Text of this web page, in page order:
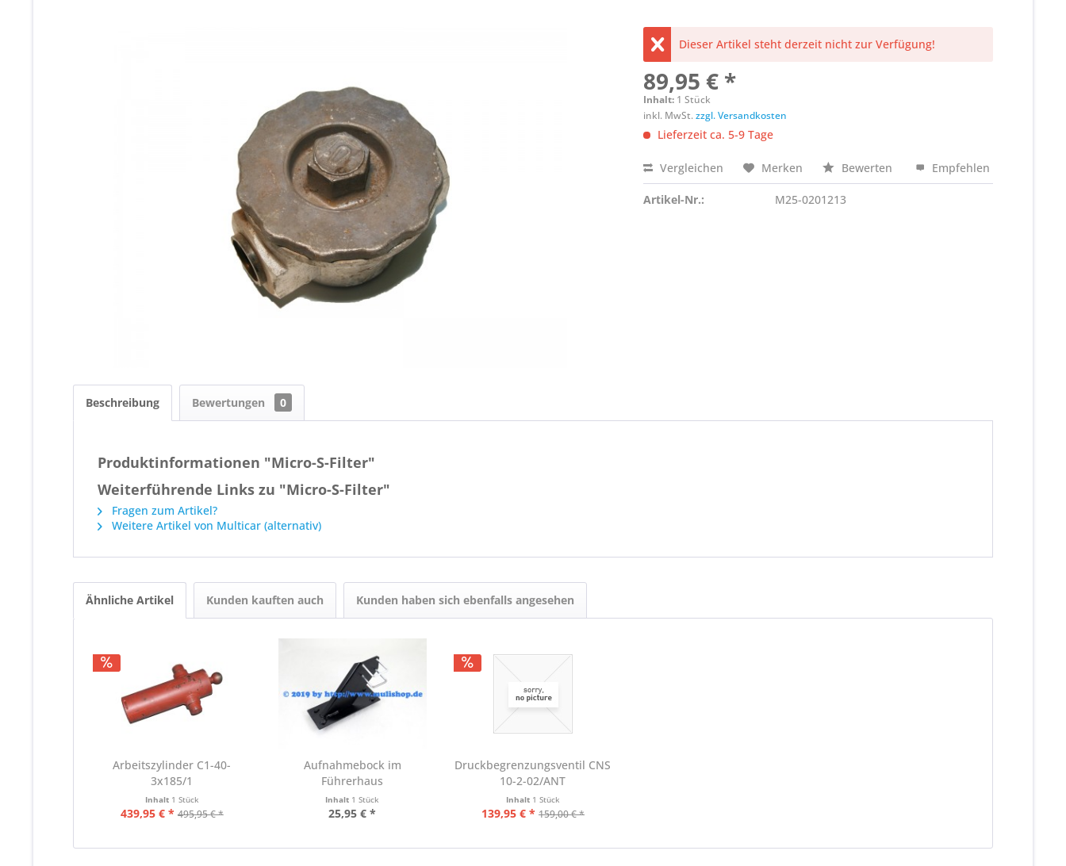
Dieser Artikel steht derzeit nicht zur Verfügung!
89,95 € *
Inhalt: 1 Stück
inkl. MwSt.zzgl. Versandkosten
Lieferzeit ca. 5-9 Tage
Vergleichen Merken Bewerten Empfehlen
Artikel-Nr.: M25-0201213
Beschreibung Bewertungen 0
Produktinformationen "Micro-S-Filter"
Weiterführende Links zu "Micro-S-Filter"
Fragen zum Artikel?
Weitere Artikel von Multicar (alternativ)
Ähnliche Artikel Kunden kauften auch Kunden haben sich ebenfalls angesehen
Arbeitszylinder C1-40-
3x185/1
Inhalt 1 Stück
439,95 € * 495,95 € *
Aufnahmebock im
Führerhaus
Inhalt 1 Stück
25,95 € *
Druckbegrenzungsventil CNS
10-2-02/ANT
Inhalt 1 Stück
139,95 € * 159,00 € *